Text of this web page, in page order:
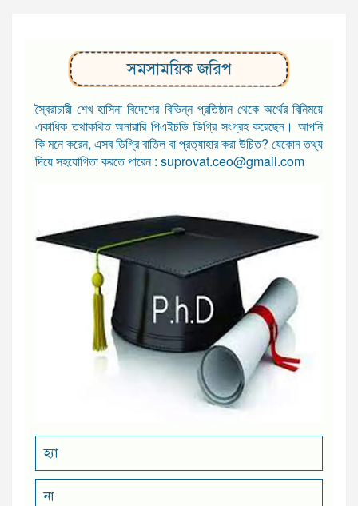
সমসাময়িক জরিপ
স্বৈরাচারী শেখ হাসিনা বিদেশের বিভিন্ন প্রতিষ্ঠান থেকে অর্থের বিনিময়ে
একাধিক তথাকথিত অনারারি পিএইচডি ডিগ্রি সংগ্রহ করেছেন। আপনি
কি মনে করেন, এসব ডিগ্রি বাতিল বা প্রত্যাহার করা উচিত? যেকোন তথ্য
দিয়ে সহযোগিতা করতে পারেন : suprovat.ceo@gmail.com
হ্যা
না